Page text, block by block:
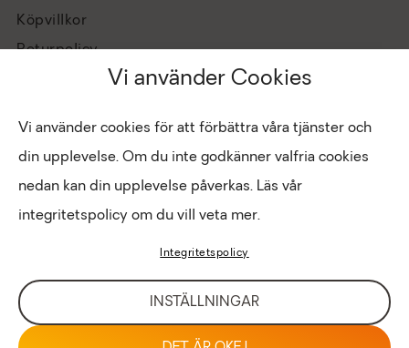
Vi använder Cookies
Vi använder cookies för att förbättra våra tjänster och
din upplevelse. Om du inte godkänner valfria cookies
nedan kan din upplevelse påverkas. Läs vår
integritetspolicy om du vill veta mer.
Integritetspolicy
INSTÄLLNINGAR
Köpvillkor
Returpolicy
Copyright © 2026 Eldabutiken
LOGIN FÖR BUTIK